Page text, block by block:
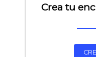
Crea tu